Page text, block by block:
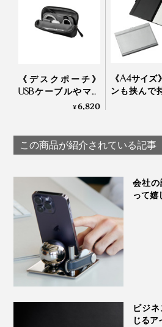
『Orbitkey IDカードホルダー・
オフィスへ、会議室へ、スマート
プライバシーの保護も◎。オモテ
りの社員証を、入れたまま出か
面にはひっくり返らない設計で
のカフェでの息抜き……かけがえ
毎日持ち歩いていたIDカードホ
目したら、問題だらけであるこ
従来のカードホルダーの問題
ろ、既存のワイヤーリールの構
をくり返したうえで、独自のワ
丈な「ダイニーマ」のワイヤー
ひ使ってみてください。
オフィスはもちろん、スポーツ
私はジムへ、入館証・プロテイ
ー・車の駐車券の3枚を持
『Orbitkey IDカードホルダー・プ
《デスクポーチ》
USBケーブルやマウ
ス、イヤホン…デスク
納できる“気配り次
男”な「ビジネスポー
¥6,820
《A4サイズ
ンも挟んで
るから、ど
パージャケッ
この商品が紹介されている記事
会社
って嬉
ビジ
じるア